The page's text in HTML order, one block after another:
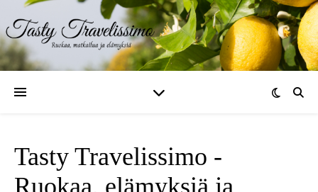
Tasty Travelissimo -
Ruokaa, elämyksiä ja